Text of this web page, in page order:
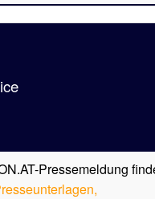
Pressemeldung